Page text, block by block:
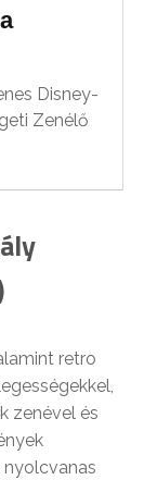
Disney-
Zenélő
retro
zenével és